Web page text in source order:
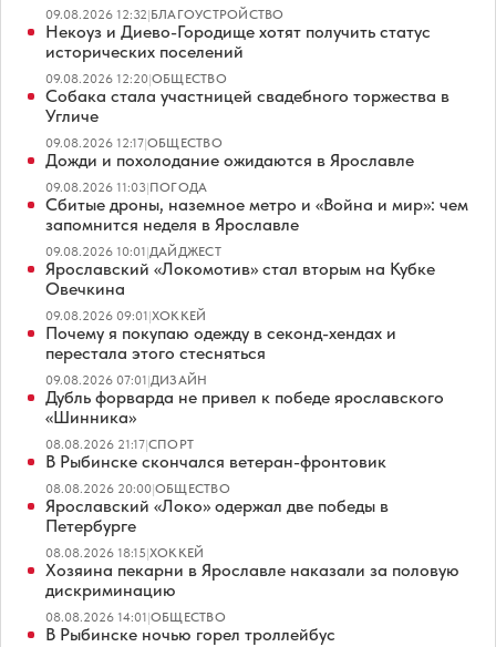
09.08.2026 12:32|БЛАГОУСТРОЙСТВО
Некоуз и Диево-Городище хотят получить статус
исторических поселений
09.08.2026 12:20|ОБЩЕСТВО
Собака стала участницей свадебного торжества в
Угличе
09.08.2026 12:17|ОБЩЕСТВО
Дожди и похолодание ожидаются в Ярославле
09.08.2026 11:03|ПОГОДА
Сбитые дроны, наземное метро и «Война и мир»: чем
запомнится неделя в Ярославле
09.08.2026 10:01|ДАЙДЖЕСТ
Ярославский «Локомотив» стал вторым на Кубке
Овечкина
09.08.2026 09:01|ХОККЕЙ
Почему я покупаю одежду в секонд-хендах и
перестала этого стесняться
09.08.2026 07:01|ДИЗАЙН
Дубль форварда не привел к победе ярославского
«Шинника»
08.08.2026 21:17|СПОРТ
В Рыбинске скончался ветеран-фронтовик
08.08.2026 20:00|ОБЩЕСТВО
Ярославский «Локо» одержал две победы в
Петербурге
08.08.2026 18:15|ХОККЕЙ
Хозяина пекарни в Ярославле наказали за половую
дискриминацию
08.08.2026 14:01|ОБЩЕСТВО
В Рыбинске ночью горел троллейбус